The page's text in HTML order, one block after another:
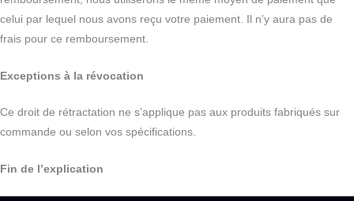
celui par lequel nous avons reçu votre paiement. Il n’y aura pas de
frais pour ce remboursement.
Exceptions à la révocation
Ce droit de rétractation ne s’applique pas aux produits fabriqués sur
commande ou selon vos spécifications.
Fin de l’explication